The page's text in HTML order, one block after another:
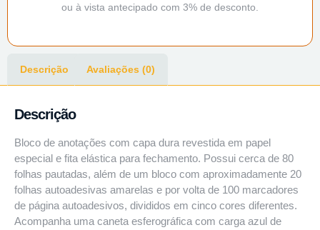
ou à vista antecipado com 3% de desconto.
Descrição Avaliações (0)
Descrição
Bloco de anotações com capa dura revestida em papel
especial e fita elástica para fechamento. Possui cerca de 80
folhas pautadas, além de um bloco com aproximadamente 20
folhas autoadesivas amarelas e por volta de 100 marcadores
de página autoadesivos, divididos em cinco cores diferentes.
Acompanha uma caneta esferográfica com carga azul de